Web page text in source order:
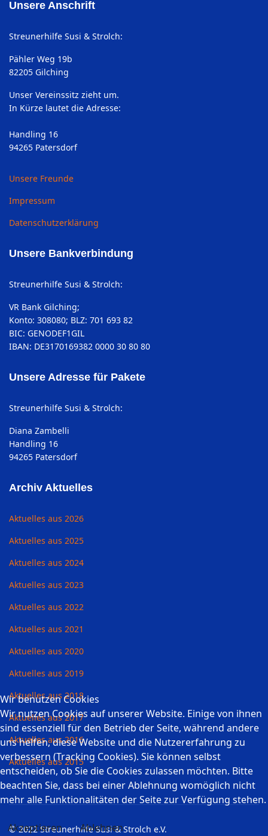
Unsere Anschrift
Streunerhilfe Susi & Strolch:
Pähler Weg 19b
82205 Gilching
Unser Vereinssitz zieht um.
In Kürze lautet die Adresse:
Handling 16
94265 Patersdorf
Unsere Freunde
Impressum
Datenschutzerklärung
Unsere Bankverbindung
Streunerhilfe Susi & Strolch:
VR Bank Gilching;
Konto: 308080; BLZ: 701 693 82
BIC: GENODEF1GIL
IBAN: DE3170169382 0000 30 80 80
Unsere Adresse für Pakete
Streunerhilfe Susi & Strolch:
Diana Zambelli
Handling 16
94265 Patersdorf
Archiv Aktuelles
Aktuelles aus 2026
Aktuelles aus 2025
Aktuelles aus 2024
Aktuelles aus 2023
Aktuelles aus 2022
Aktuelles aus 2021
Aktuelles aus 2020
Aktuelles aus 2019
Aktuelles aus 2018
Aktuelles aus 2017
Aktuelles aus 2016
Aktuelles aus 2015
© 2022 Streunerhilfe Susi & Strolch e.V.
Wir benutzen Cookies
Wir nutzen Cookies auf unserer Website. Einige von ihnen
sind essenziell für den Betrieb der Seite, während andere
uns helfen, diese Website und die Nutzererfahrung zu
verbessern (Tracking Cookies). Sie können selbst
entscheiden, ob Sie die Cookies zulassen möchten. Bitte
beachten Sie, dass bei einer Ablehnung womöglich nicht
mehr alle Funktionalitäten der Seite zur Verfügung stehen.
Akzeptieren Ablehnen